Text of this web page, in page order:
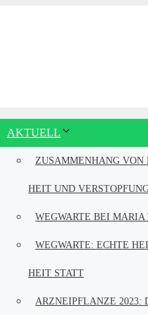
AKTU­ELL
ZUSAM­MEN­HANG
HEIT UND
WEG­WAR­TE BEI MARIA
WEG­WAR­TE: ECH­TE
HEIT STATT
ARZ­NEI­PFLAN­ZE 2023: